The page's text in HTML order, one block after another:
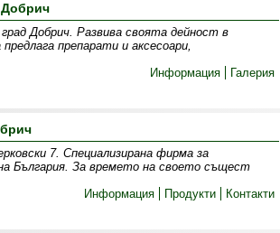
Добрич. Развива своята дейност в
препарати и аксесоари,
Информация
Галерия
7. Специализирана фирма за
България. За времето на своето същест
Информация
Продукти Контакти